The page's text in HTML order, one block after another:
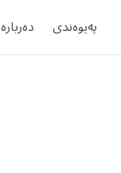
پەیوەندی دەربارە